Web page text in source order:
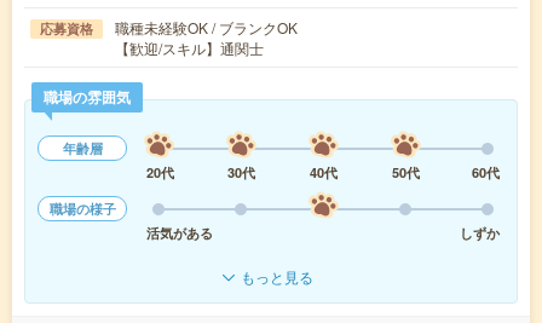
応募資格
職種未経験OK / ブランクOK
【歓迎/スキル】通関士
職場の雰囲気
年齢層
20代
30代 40代 50代
60代
職場の様子
活気がある
しずか
もっと見る